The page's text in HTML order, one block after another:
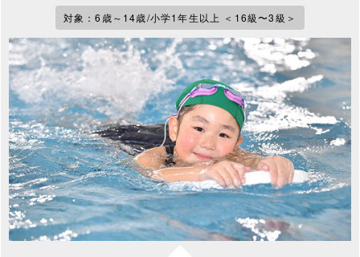
対象：6歳～14歳/小学1年生以上 ＜16級〜3級＞